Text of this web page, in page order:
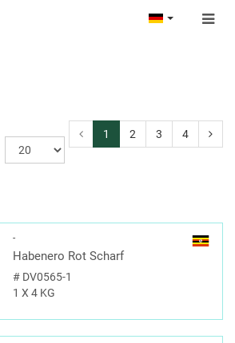
1 2 3 4
-
Habenero Rot Scharf
#DV0565-1
1 X 4 KG